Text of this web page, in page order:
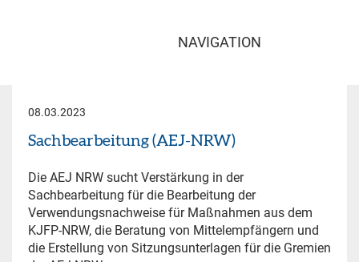
NAVIGATION
08.03.2023
Sachbearbeitung (AEJ-NRW)
Die AEJ NRW sucht Verstärkung in der
Sachbearbeitung für die Bearbeitung der
Verwendungsnachweise für Maßnahmen aus dem
KJFP-NRW, die Beratung von Mittelempfängern und
die Erstellung von Sitzungsunterlagen für die Gremien